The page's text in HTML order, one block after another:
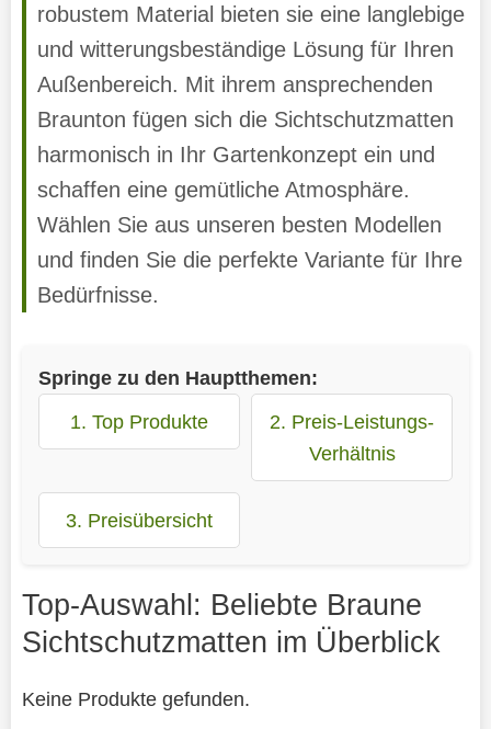
robustem Material bieten sie eine langlebige
und witterungsbeständige Lösung für Ihren
Außenbereich. Mit ihrem ansprechenden
Braunton fügen sich die Sichtschutzmatten
harmonisch in Ihr Gartenkonzept ein und
schaffen eine gemütliche Atmosphäre.
Wählen Sie aus unseren besten Modellen
und finden Sie die perfekte Variante für Ihre
Bedürfnisse.
Springe zu den Hauptthemen:
1. Top Produkte
2. Preis-Leistungs-
Verhältnis
3. Preisübersicht
Top-Auswahl: Beliebte Braune
Sichtschutzmatten im Überblick
Keine Produkte gefunden.